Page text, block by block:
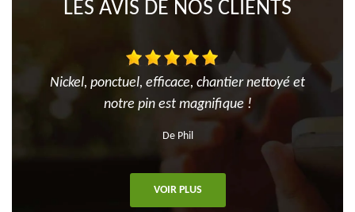
LES AVIS DE NOS CLIENTS
Nickel, ponctuel, efficace, chantier nettoyé et
notre pin est magnifique !
De Phil
VOIR PLUS